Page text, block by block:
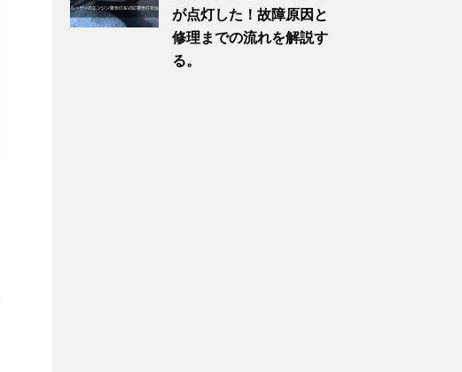
が点灯した！故障原因と
修理までの流れを解説す
る。